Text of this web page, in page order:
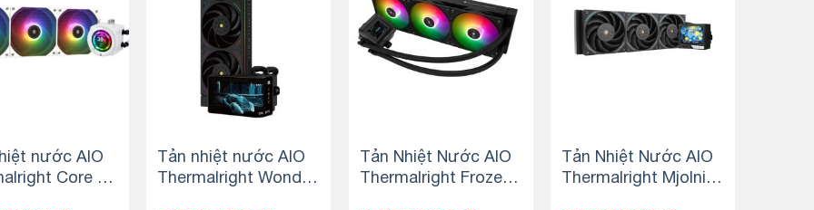
nước AIO
Core Vi
Tản nhiệt nước AIO
Thermalright Wonder
Tản Nhiệt Nước AIO
Thermalright Frozen
Tản Nhiệt Nước AIO
Thermalright Mjolnir